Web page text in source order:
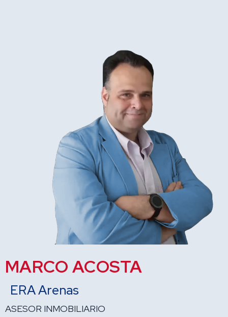
MARCO ACOSTA
ERA Arenas
ASESOR INMOBILIARIO